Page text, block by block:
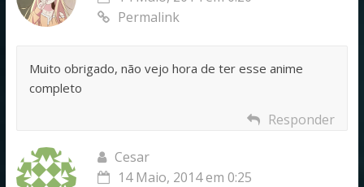
Permalink
Muito obrigado, não vejo hora de ter esse anime
completo
Responder
Cesar
14 Maio, 2014 em 0:25